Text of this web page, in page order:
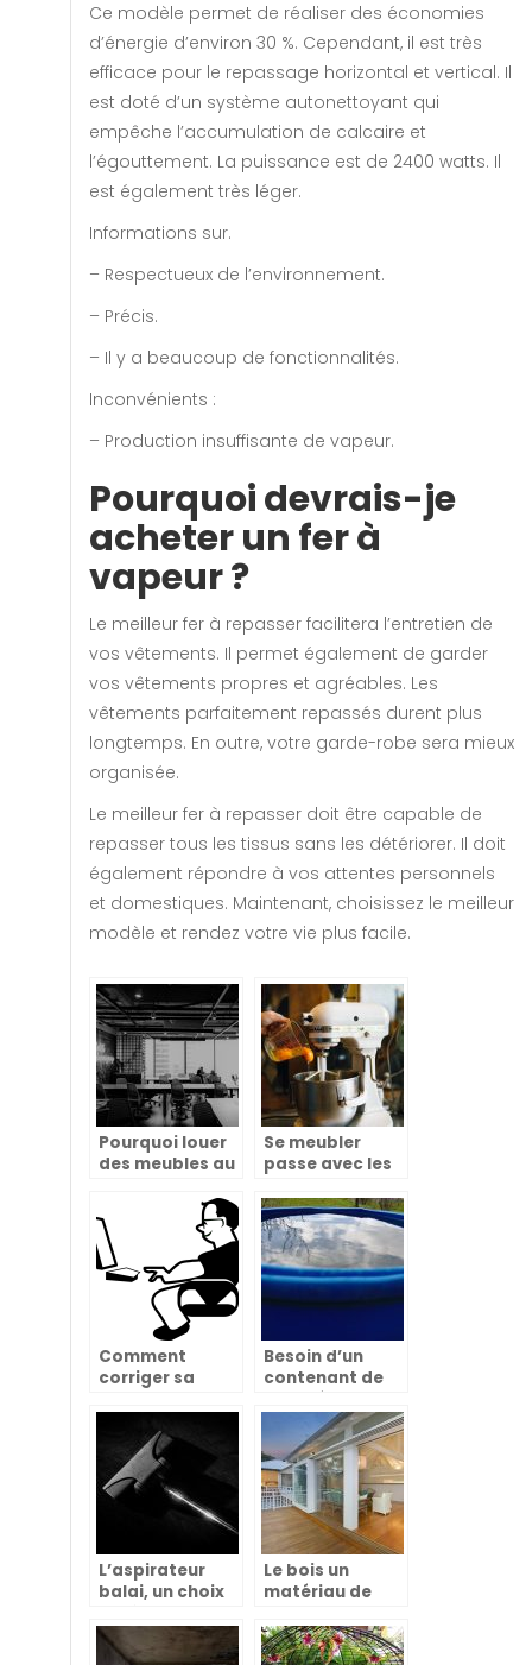
Ce modèle permet de réaliser des économies
d’énergie d’environ 30 %. Cependant, il est très
efficace pour le repassage horizontal et vertical. Il
est doté d’un système autonettoyant qui
empêche l’accumulation de calcaire et
l’égouttement. La puissance est de 2400 watts. Il
est également très léger.
Informations sur.
– Respectueux de l’environnement.
– Précis.
– Il y a beaucoup de fonctionnalités.
Inconvénients :
– Production insuffisante de vapeur.
Pourquoi devrais-je
acheter un fer à
vapeur ?
Le meilleur fer à repasser facilitera l’entretien de
vos vêtements. Il permet également de garder
vos vêtements propres et agréables. Les
vêtements parfaitement repassés durent plus
longtemps. En outre, votre garde-robe sera mieux
organisée.
Le meilleur fer à repasser doit être capable de
repasser tous les tissus sans les détériorer. Il doit
également répondre à vos attentes personnels
et domestiques. Maintenant, choisissez le meilleur
modèle et rendez votre vie plus facile.
Pourquoi louer
des meubles au
Se meubler
passe avec les
électroménagers
Comment
corriger sa
Besoin d’un
contenant de
conserver au
sec ses
aliments ?
L’aspirateur
balai, un choix
Le bois un
matériau de
très bénéfique